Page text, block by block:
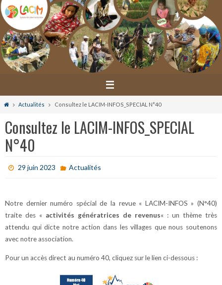
Passer
vers
contenu
HomeActualités Consultez le LACIM-INFOS_SPECIAL N°40
Consultez le LACIM-INFOS_SPECIAL
N°40
29 juin 2023 Actualités
Notre dernier numéro spécial de la revue « LACIM-INFOS » (N°40)
traite des « activités génératrices de revenus« : un thème très
attendu qui dicte notre action dans les villages que nous soutenons
avec notre association.
Pour un accès direct au numéro 40, cliquez sur le lien ci-dessous :